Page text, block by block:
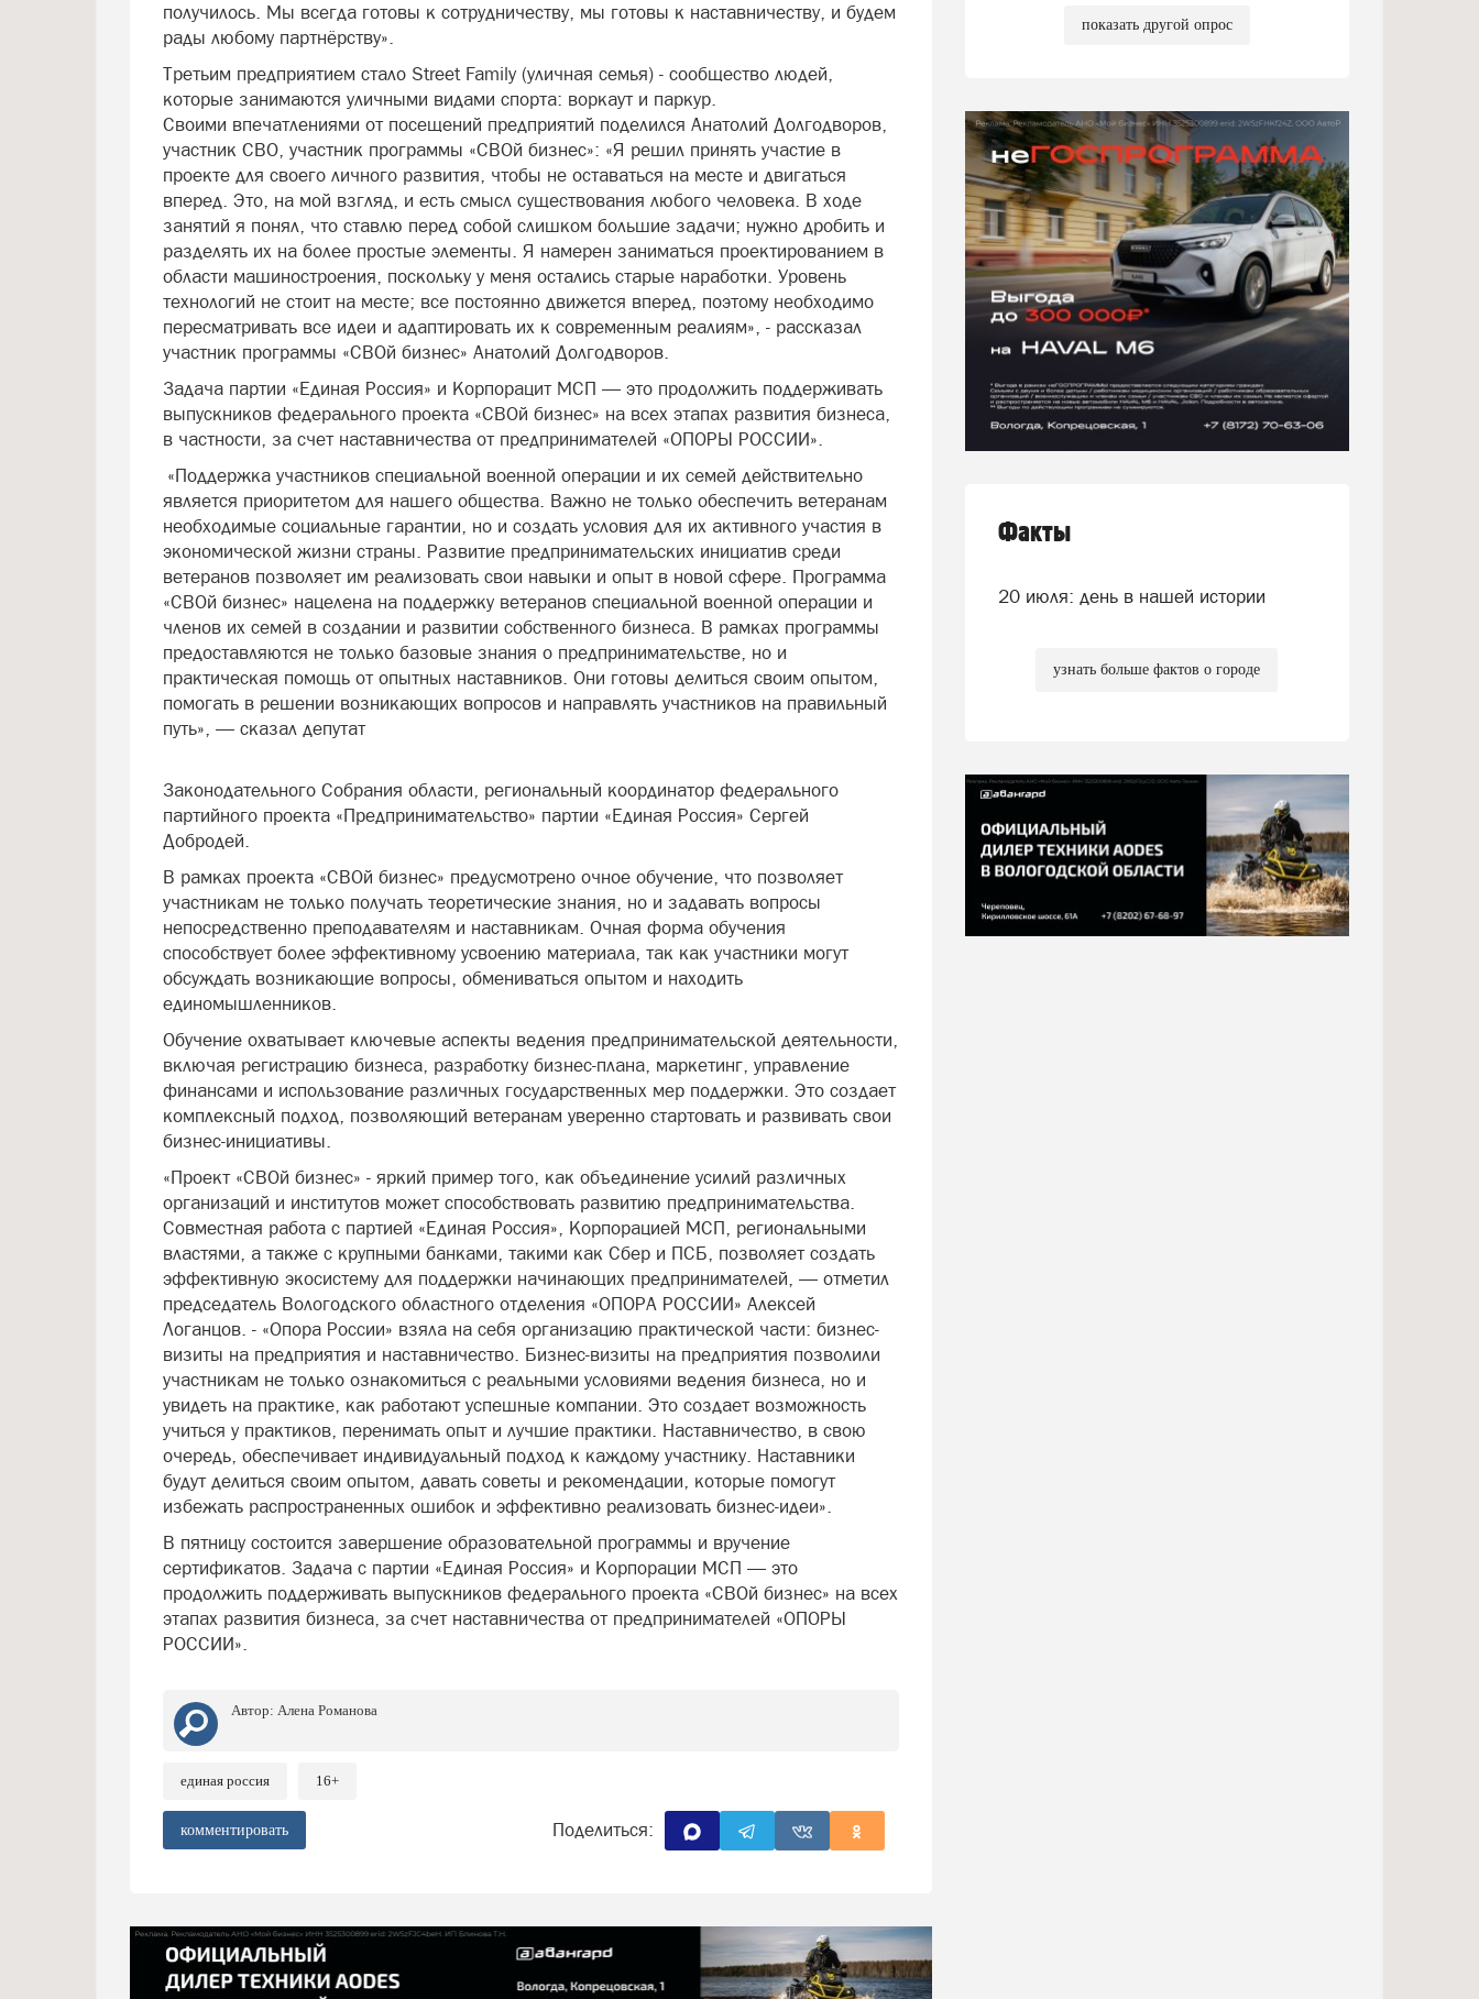
получилось. Мы всегда готовы к сотрудничеству, мы готовы к наставничеству, и будем
рады любому партнёрству».
Третьим предприятием стало Street Family (уличная семья) - сообщество людей,
которые занимаются уличными видами спорта: воркаут и паркур.
Своими впечатлениями от посещений предприятий поделился Анатолий Долгодворов,
участник СВО, участник программы «СВОй бизнес»: «Я решил принять участие в
проекте для своего личного развития, чтобы не оставаться на месте и двигаться
вперед. Это, на мой взгляд, и есть смысл существования любого человека. В ходе
занятий я понял, что ставлю перед собой слишком большие задачи; нужно дробить и
разделять их на более простые элементы. Я намерен заниматься проектированием в
области машиностроения, поскольку у меня остались старые наработки. Уровень
технологий не стоит на месте; все постоянно движется вперед, поэтому необходимо
пересматривать все идеи и адаптировать их к современным реалиям», - рассказал
участник программы «СВОй бизнес» Анатолий Долгодворов.
Задача партии «Единая Россия» и Корпорацит МСП — это продолжить поддерживать
выпускников федерального проекта «СВОй бизнес» на всех этапах развития бизнеса,
в частности, за счет наставничества от предпринимателей «ОПОРЫ РОССИИ».
«Поддержка участников специальной военной операции и их семей действительно
является приоритетом для нашего общества. Важно не только обеспечить ветеранам
необходимые социальные гарантии, но и создать условия для их активного участия в
экономической жизни страны. Развитие предпринимательских инициатив среди
ветеранов позволяет им реализовать свои навыки и опыт в новой сфере. Программа
«СВОй бизнес» нацелена на поддержку ветеранов специальной военной операции и
членов их семей в создании и развитии собственного бизнеса. В рамках программы
предоставляются не только базовые знания о предпринимательстве, но и
практическая помощь от опытных наставников. Они готовы делиться своим опытом,
помогать в решении возникающих вопросов и направлять участников на правильный
путь», — сказал депутат
Законодательного Собрания области, региональный координатор федерального
партийного проекта «Предпринимательство» партии «Единая Россия» Сергей
Добродей.
В рамках проекта «СВОй бизнес» предусмотрено очное обучение, что позволяет
участникам не только получать теоретические знания, но и задавать вопросы
непосредственно преподавателям и наставникам. Очная форма обучения
способствует более эффективному усвоению материала, так как участники могут
обсуждать возникающие вопросы, обмениваться опытом и находить
единомышленников.
Обучение охватывает ключевые аспекты ведения предпринимательской деятельности,
включая регистрацию бизнеса, разработку бизнес-плана, маркетинг, управление
финансами и использование различных государственных мер поддержки. Это создает
комплексный подход, позволяющий ветеранам уверенно стартовать и развивать свои
бизнес-инициативы.
«Проект «СВОй бизнес» - яркий пример того, как объединение усилий различных
организаций и институтов может способствовать развитию предпринимательства.
Совместная работа с партией «Единая Россия», Корпорацией МСП, региональными
властями, а также с крупными банками, такими как Сбер и ПСБ, позволяет создать
эффективную экосистему для поддержки начинающих предпринимателей, — отметил
председатель Вологодского областного отделения «ОПОРА РОССИИ» Алексей
Логанцов. - «Опора России» взяла на себя организацию практической части: бизнес-
визиты на предприятия и наставничество. Бизнес-визиты на предприятия позволили
участникам не только ознакомиться с реальными условиями ведения бизнеса, но и
увидеть на практике, как работают успешные компании. Это создает возможность
учиться у практиков, перенимать опыт и лучшие практики. Наставничество, в свою
очередь, обеспечивает индивидуальный подход к каждому участнику. Наставники
будут делиться своим опытом, давать советы и рекомендации, которые помогут
избежать распространенных ошибок и эффективно реализовать бизнес-идеи».
В пятницу состоится завершение образовательной программы и вручение
сертификатов. Задача с партии «Единая Россия» и Корпорации МСП — это
продолжить поддерживать выпускников федерального проекта «СВОй бизнес» на всех
этапах развития бизнеса, за счет наставничества от предпринимателей «ОПОРЫ
РОССИИ».
Автор: Алена Романова
единая россия 16+
комментировать Поделиться:
показать другой опрос
Факты
20 июля: день в нашей истории
узнать больше фактов о городе